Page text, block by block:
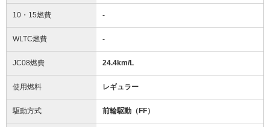
10・15燃費 -
WLTC燃費 -
JC08燃費 24.4km/L
使用燃料 レギュラー
駆動方式 前輪駆動（FF）